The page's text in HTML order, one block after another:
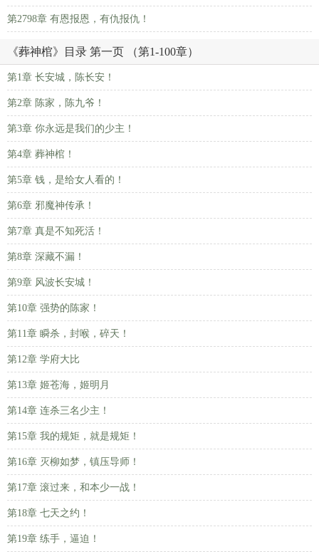
第2798章 有恩报恩，有仇报仇！
《葬神棺》目录 第一页 （第1-100章）
第1章 长安城，陈长安！
第2章 陈家，陈九爷！
第3章 你永远是我们的少主！
第4章 葬神棺！
第5章 钱，是给女人看的！
第6章 邪魔神传承！
第7章 真是不知死活！
第8章 深藏不漏！
第9章 风波长安城！
第10章 强势的陈家！
第11章 瞬杀，封喉，碎天！
第12章 学府大比
第13章 姬苍海，姬明月
第14章 连杀三名少主！
第15章 我的规矩，就是规矩！
第16章 灭柳如梦，镇压导师！
第17章 滚过来，和本少一战！
第18章 七天之约！
第19章 练手，逼迫！